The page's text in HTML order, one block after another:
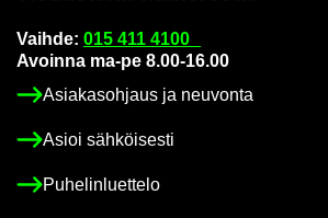
Vaih­de: 015 411 4100
Avoin­na ma-pe 8.00-16.00
Asia­kas­oh­jaus ja neu­von­ta
Asioi säh­köi­ses­ti
Pu­he­lin­luet­te­lo